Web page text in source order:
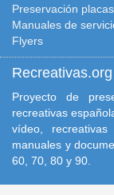
Preservación
Manuales de
Flyers
Recreativas.org
Proyecto de
recreativas
vídeo, recreativas
manuales y
60, 70, 80 y 90.